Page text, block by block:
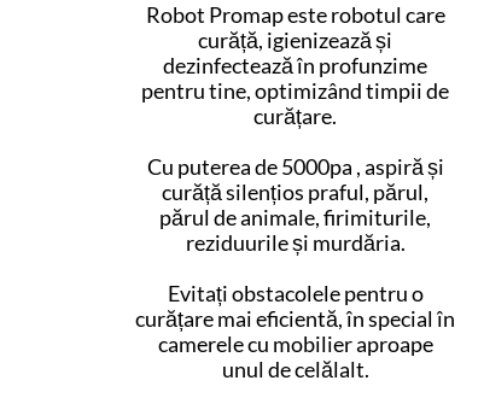
Robot Promap este robotul care
curăță, igienizează și
dezinfectează în profunzime
pentru tine, optimizând timpii de
curățare.
Cu puterea de 5000pa , aspiră și
curăță silențios praful, părul,
părul de animale, firimiturile,
reziduurile și murdăria.
Evitați obstacolele pentru o
curățare mai eficientă, în special în
camerele cu mobilier aproape
unul de celălalt.